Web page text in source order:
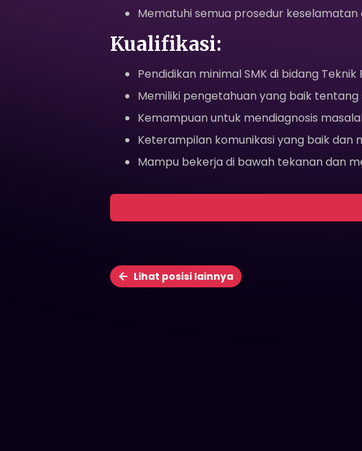
Mematuhi semua prosedur
Kualifikasi:
Pendidikan minimal SMK di bidang
Memiliki pengetahuan yang baik
Kemampuan untuk mendiagnosis
Keterampilan komunikasi yang baik
Mampu bekerja di bawah tekanan dan
Lihat posisi lainnya